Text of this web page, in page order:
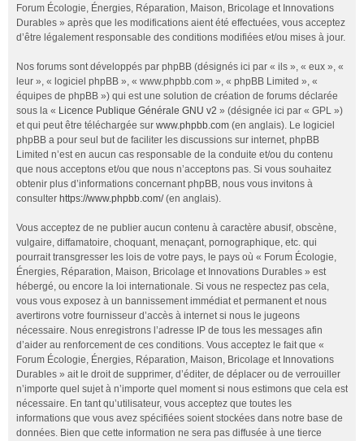
Forum Écologie, Énergies, Réparation, Maison, Bricolage et Innovations
Durables » après que les modifications aient été effectuées, vous acceptez
d’être légalement responsable des conditions modifiées et/ou mises à jour.
Nos forums sont développés par phpBB (désignés ici par « ils », « eux », «
leur », « logiciel phpBB », « www.phpbb.com », « phpBB Limited », «
équipes de phpBB ») qui est une solution de création de forums déclarée
sous la « Licence Publique Générale GNU v2 » (désignée ici par « GPL »)
et qui peut être téléchargée sur www.phpbb.com (en anglais). Le logiciel
phpBB a pour seul but de faciliter les discussions sur internet, phpBB
Limited n’est en aucun cas responsable de la conduite et/ou du contenu
que nous acceptons et/ou que nous n’acceptons pas. Si vous souhaitez
obtenir plus d’informations concernant phpBB, nous vous invitons à
consulter https://www.phpbb.com/(en anglais).
Vous acceptez de ne publier aucun contenu à caractère abusif, obscène,
vulgaire, diffamatoire, choquant, menaçant, pornographique, etc. qui
pourrait transgresser les lois de votre pays, le pays où « Forum Écologie,
Énergies, Réparation, Maison, Bricolage et Innovations Durables » est
hébergé, ou encore la loi internationale. Si vous ne respectez pas cela,
vous vous exposez à un bannissement immédiat et permanent et nous
avertirons votre fournisseur d’accès à internet si nous le jugeons
nécessaire. Nous enregistrons l’adresse IP de tous les messages afin
d’aider au renforcement de ces conditions. Vous acceptez le fait que «
Forum Écologie, Énergies, Réparation, Maison, Bricolage et Innovations
Durables » ait le droit de supprimer, d’éditer, de déplacer ou de verrouiller
n’importe quel sujet à n’importe quel moment si nous estimons que cela est
nécessaire. En tant qu’utilisateur, vous acceptez que toutes les
informations que vous avez spécifiées soient stockées dans notre base de
données. Bien que cette information ne sera pas diffusée à une tierce